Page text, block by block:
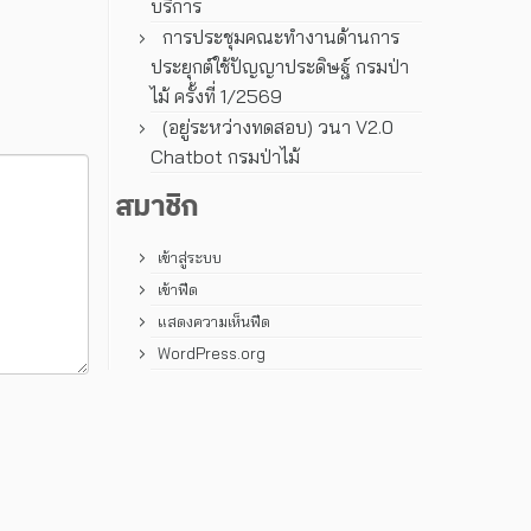
บริการ
การประชุมคณะทํางานด้านการ
ประยุกต์ใช้ปัญญาประดิษฐ์ กรมป่า
ไม้ ครั้งที่ 1/2569
(อยู่ระหว่างทดสอบ) วนา V2.0
Chatbot กรมป่าไม้
สมาชิก
เข้าสู่ระบบ
เข้าฟีด
แสดงความเห็นฟีด
WordPress.org